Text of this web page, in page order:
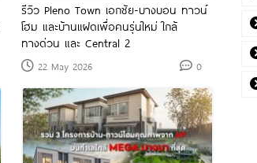
รีวิว Pleno Town เอกชัย-บางบอน ทาวน์
โฮม และบ้านแฝดเพื่อคนรุ่นใหม่ ใกล้
ทางด่วน และ Central 2
22 May 2026 0